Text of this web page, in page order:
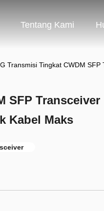
Tentang Kami
Transmisi Tingkat CWDM
SFP Transceiver
Kabel Maks